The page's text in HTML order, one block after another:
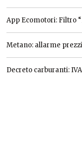
App Ecomotori: Filtro
Metano: allarme
Decreto carburanti: